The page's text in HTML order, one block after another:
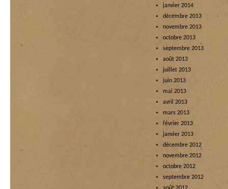
janvier 2014
décembre 2013
novembre 2013
octobre 2013
septembre 2013
août 2013
juillet 2013
juin 2013
mai 2013
avril 2013
mars 2013
février 2013
janvier 2013
décembre 2012
novembre 2012
octobre 2012
septembre 2012